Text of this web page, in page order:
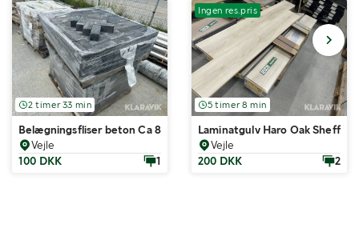
2 timer 33 min
Belægningsfliser beton Ca 800 styk
Vejle
100 DKK
1
Ingen res.pris
5 timer 8 min
Laminatgulv Haro Oak
Vejle
200 DKK
2